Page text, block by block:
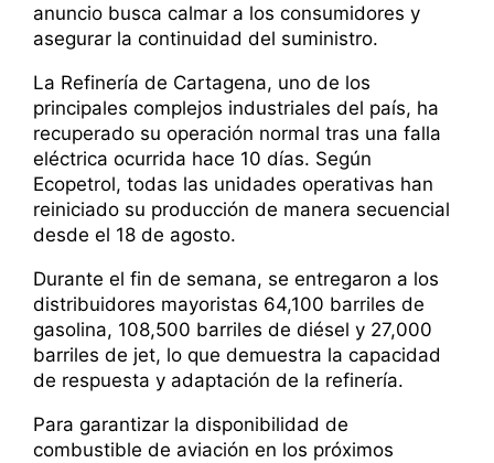
anuncio busca calmar a los consumidores y
asegurar la continuidad del suministro.
La Refinería de Cartagena, uno de los
principales complejos industriales del país, ha
recuperado su operación normal tras una falla
eléctrica ocurrida hace 10 días. Según
Ecopetrol, todas las unidades operativas han
reiniciado su producción de manera secuencial
desde el 18 de agosto.
Durante el fin de semana, se entregaron a los
distribuidores mayoristas 64,100 barriles de
gasolina, 108,500 barriles de diésel y 27,000
barriles de jet, lo que demuestra la capacidad
de respuesta y adaptación de la refinería.
Para garantizar la disponibilidad de
combustible de aviación en los próximos